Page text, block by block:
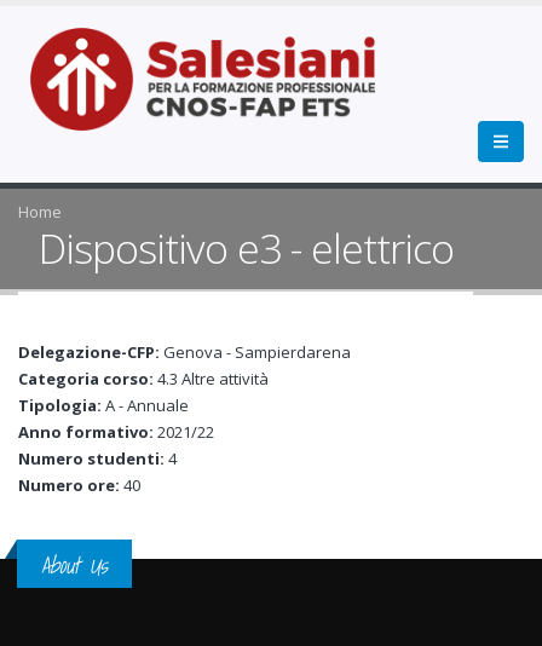
Home
Dispositivo e3 - elettrico
Delegazione-CFP: Genova - Sampierdarena
Categoria corso: 4.3 Altre attività
Tipologia: A - Annuale
Anno formativo: 2021/22
Numero studenti: 4
Numero ore: 40
About Us